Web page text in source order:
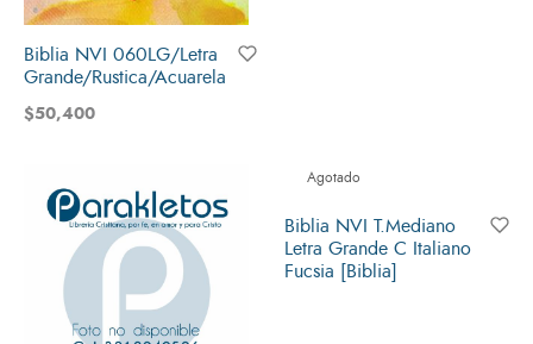
Biblia NVI 060LG/Letra
Grande/Rustica/Acuarela
$50,400
Agotado
Biblia NVI T.Mediano
Letra Grande C Italiano
Fucsia [Biblia]